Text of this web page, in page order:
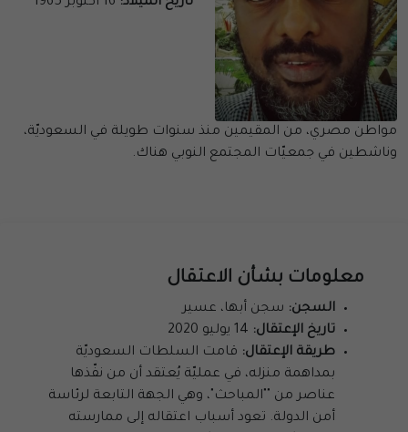
مواطن مصري، من المقيمين منذ سنوات طويلة في السعوديّة،
وناشطين في جمعيّات المجتمع النوبي هناك.
معلومات بشأن الاعتقال
السجن: سجن أبها، عسير
تاريخ الإعتقال:
طريقة الإعتقال: قامت السلطات السعوديّة
بمداهمة منزله، في عمليّة يُعتقد أن من نفّذها
عناصر من ""المباحث"، وهي الجهة التابعة لرئاسة
أمن الدولة. تعود أسباب اعتقاله إلى ممارسته